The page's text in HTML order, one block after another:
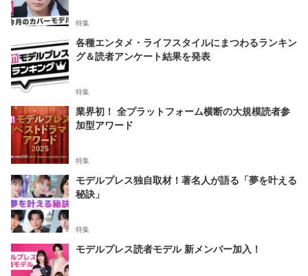
特集
各種エンタメ・ライフスタイルにまつわるランキン
グ＆読者アンケート結果を発表
特集
業界初！ 全プラットフォーム横断の大規模読者参
加型アワード
特集
モデルプレス独自取材！著名人が語る「夢を叶える
秘訣」
特集
モデルプレス読者モデル 新メンバー加入！